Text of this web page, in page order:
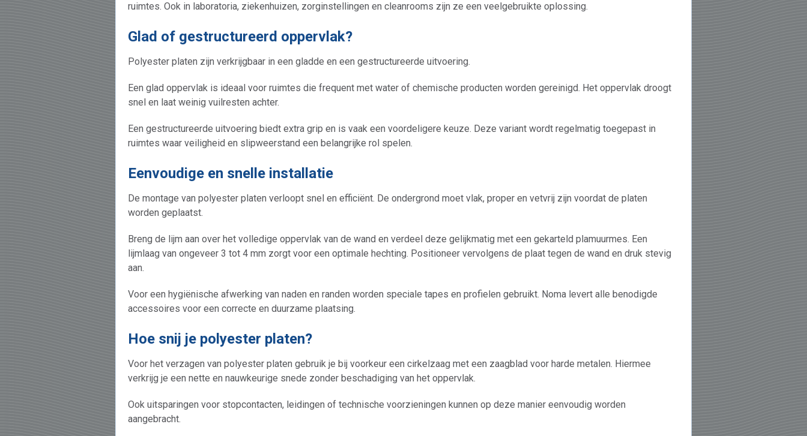
ruimtes. Ook in laboratoria, ziekenhuizen, zorginstellingen en cleanrooms zijn ze een veelgebruikte oplossing.
Glad of gestructureerd oppervlak?
Polyester platen zijn verkrijgbaar in een gladde en een gestructureerde uitvoering.
Een glad oppervlak is ideaal voor ruimtes die frequent met water of chemische producten worden gereinigd. Het oppervlak droogt
snel en laat weinig vuilresten achter.
Een gestructureerde uitvoering biedt extra grip en is vaak een voordeligere keuze. Deze variant wordt regelmatig toegepast in
ruimtes waar veiligheid en slipweerstand een belangrijke rol spelen.
Eenvoudige en snelle installatie
De montage van polyester platen verloopt snel en efficiënt. De ondergrond moet vlak, proper en vetvrij zijn voordat de platen
worden geplaatst.
Breng de lijm aan over het volledige oppervlak van de wand en verdeel deze gelijkmatig met een gekarteld plamuurmes. Een
lijmlaag van ongeveer 3 tot 4 mm zorgt voor een optimale hechting. Positioneer vervolgens de plaat tegen de wand en druk stevig
aan.
Voor een hygiënische afwerking van naden en randen worden speciale tapes en profielen gebruikt. Noma levert alle benodigde
accessoires voor een correcte en duurzame plaatsing.
Hoe snij je polyester platen?
Voor het verzagen van polyester platen gebruik je bij voorkeur een cirkelzaag met een zaagblad voor harde metalen. Hiermee
verkrijg je een nette en nauwkeurige snede zonder beschadiging van het oppervlak.
Ook uitsparingen voor stopcontacten, leidingen of technische voorzieningen kunnen op deze manier eenvoudig worden
aangebracht.